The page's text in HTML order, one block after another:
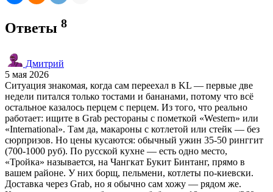
Ответы 8
Дмитрий
5 мая 2026
Ситуация знакомая, когда сам переехал в KL — первые две
недели питался только тостами и бананами, потому что всё
остальное казалось перцем с перцем. Из того, что реально
работает: ищите в Grab рестораны с пометкой «Western» или
«International». Там да, макароны с котлетой или стейк — без
сюрпризов. Но цены кусаются: обычный ужин 35-50 ринггит
(700-1000 руб). По русской кухне — есть одно место,
«Тройка» называется, на Чангкат Букит Бинтанг, прямо в
вашем районе. У них борщ, пельмени, котлеты по-киевски.
Доставка через Grab, но я обычно сам хожу — рядом же.